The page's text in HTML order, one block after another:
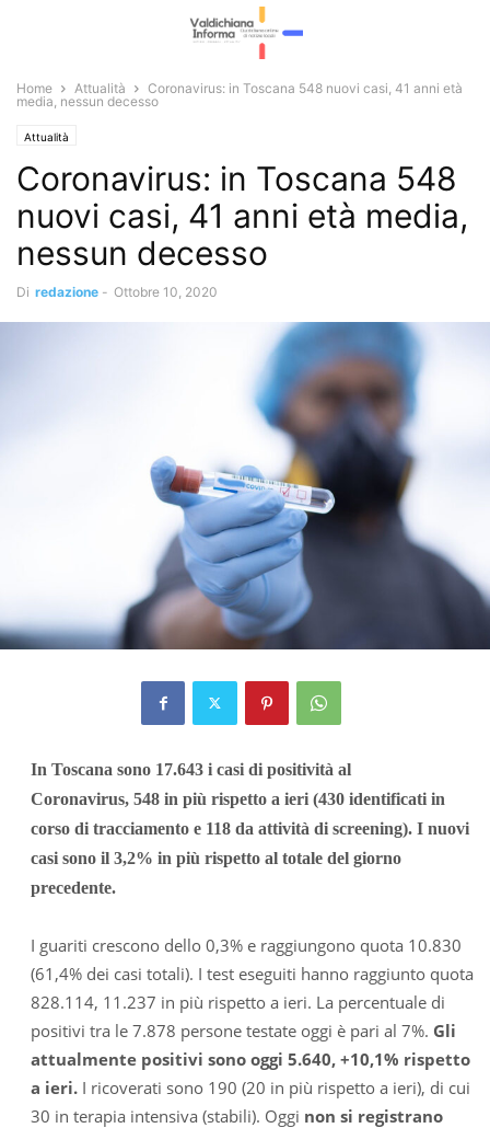
Home Attualità
Coronavirus: in Toscana 548 nuovi casi, 41 anni età
media, nessun decesso
Attualità
Coronavirus: in Toscana 548
nuovi casi, 41 anni età media,
nessun decesso
Di redazione - Ottobre 10, 2020
In Toscana sono 17.643 i casi di positività al
Coronavirus, 548 in più rispetto a ieri (430 identificati in
corso di tracciamento e 118 da attività di screening). I nuovi
casi sono il 3,2% in più rispetto al totale del giorno
precedente.
I guariti crescono dello 0,3% e raggiungono quota 10.830
(61,4% dei casi totali). I test eseguiti hanno raggiunto quota
828.114, 11.237 in più rispetto a ieri. La percentuale di
positivi tra le 7.878 persone testate oggi è pari al 7%. Gli
attualmente positivi sono oggi 5.640, +10,1% rispetto
a ieri. I ricoverati sono 190 (20 in più rispetto a ieri), di cui
30 in terapia intensiva (stabili). Oggi non si registrano